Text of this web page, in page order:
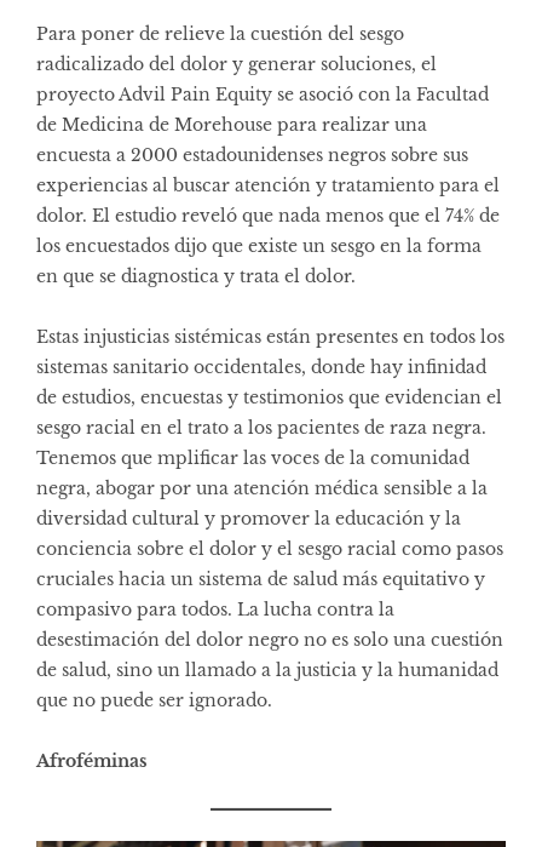
Para poner de relieve la cuestión del sesgo
radicalizado del dolor y generar soluciones, el
proyecto Advil Pain Equity se asoció con la Facultad
de Medicina de Morehouse para realizar una
encuesta a 2000 estadounidenses negros sobre sus
experiencias al buscar atención y tratamiento para el
dolor. El estudio reveló que nada menos que el 74% de
los encuestados dijo que existe un sesgo en la forma
en que se diagnostica y trata el dolor.
Estas injusticias sistémicas están presentes en todos los
sistemas sanitario occidentales, donde hay infinidad
de estudios, encuestas y testimonios que evidencian el
sesgo racial en el trato a los pacientes de raza negra.
Tenemos que mplificar las voces de la comunidad
negra, abogar por una atención médica sensible a la
diversidad cultural y promover la educación y la
conciencia sobre el dolor y el sesgo racial como pasos
cruciales hacia un sistema de salud más equitativo y
compasivo para todos. La lucha contra la
desestimación del dolor negro no es solo una cuestión
de salud, sino un llamado a la justicia y la humanidad
que no puede ser ignorado.
Afroféminas